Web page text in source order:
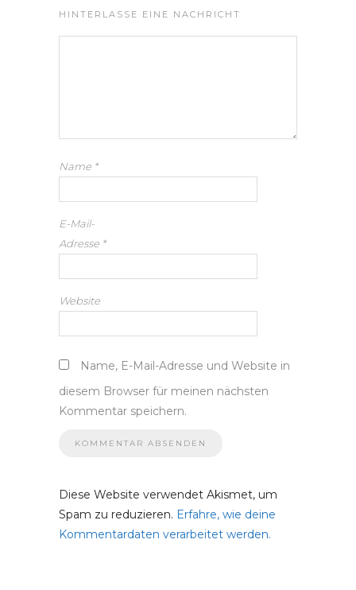
HINTERLASSE EINE NACHRICHT
Name *
E-Mail-
Adresse *
Website
Name, E-Mail-Adresse und Website in
diesem Browser für meinen nächsten
Kommentar speichern.
Diese Website verwendet Akismet, um
Spam zu reduzieren. Erfahre, wie deine
Kommentardaten verarbeitet werden.